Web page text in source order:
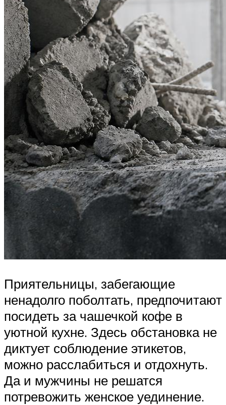
Приятельницы, забегающие
ненадолго поболтать, предпочитают
посидеть за чашечкой кофе в
уютной кухне. Здесь обстановка не
диктует соблюдение этикетов,
можно расслабиться и отдохнуть.
Да и мужчины не решатся
потревожить женское уединение.